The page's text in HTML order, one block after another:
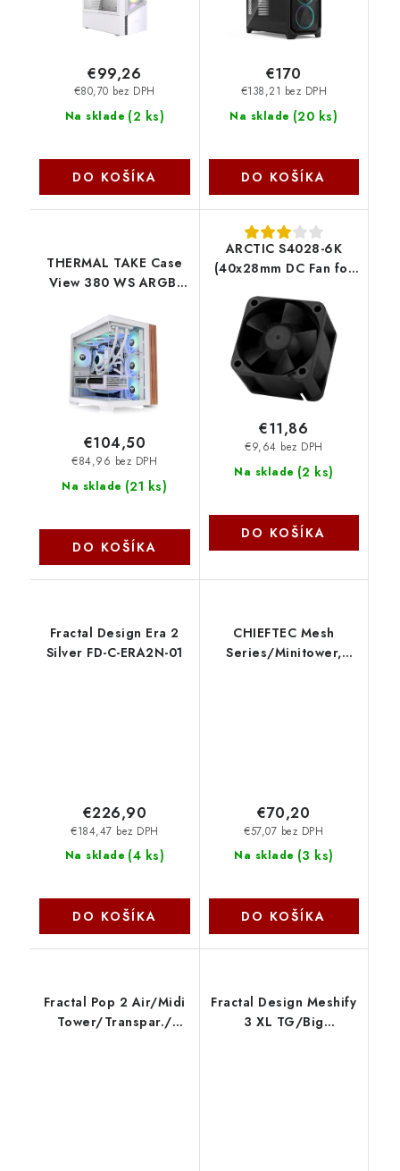
Na sklade (2 ks)
€80,70 bez DPH
€99,26
DO KOŠÍKA
Na sklade (20 ks)
€138,21 bez DPH
€170
DO KOŠÍKA
THERMAL TAKE Case
View 380 WS ARGB,
CA-1Z2-00M6WN-WS
Thermaltake
Na sklade (21 ks)
€84,96 bez DPH
€104,50
DO KOŠÍKA
ARCTIC S4028-6K
(40x28mm DC Fan for
Artic Cooling
Na sklade (2 ks)
€9,64 bez DPH
€11,86
DO KOŠÍKA
Fractal Design Era 2
Silver FD-C-ERA2N-01
Na sklade (4 ks)
€184,47 bez DPH
€226,90
DO KOŠÍKA
CHIEFTEC Mesh
Series/Minitower,
Na sklade (3 ks)
€57,07 bez DPH
€70,20
DO KOŠÍKA
Fractal Pop 2 Air/Midi
Tower/Transpar./
Fractal Design Meshify
3 XL TG/Big